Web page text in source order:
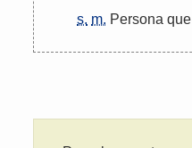
s. m. Persona que